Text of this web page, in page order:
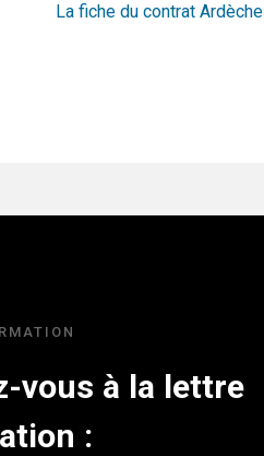
La fiche du contrat Ardèche
vous à la lettre
: